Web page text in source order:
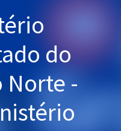
do
Norte -